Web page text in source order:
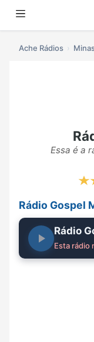
Ache Rádios
Essa é a
Rádio Gospel
Rádio
Esta rádio